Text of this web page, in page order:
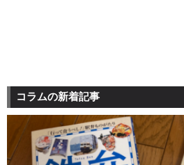
コラムの新着記事